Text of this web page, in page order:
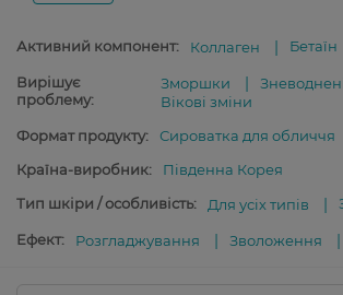
Активний компонент: Коллаген Бетаїн
Вирішує
проблему:
Зморшки
Вікові зміни
Формат продукту:
Сироватка для обличчя
Країна-виробник:
Південна Корея
Тип шкіри / особливість:
Для усіх типів
Ефект: Розгладжування Зволоження